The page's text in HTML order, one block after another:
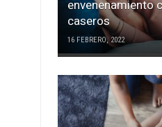
envenenamiento
caseros
16 FEBRERO, 2022